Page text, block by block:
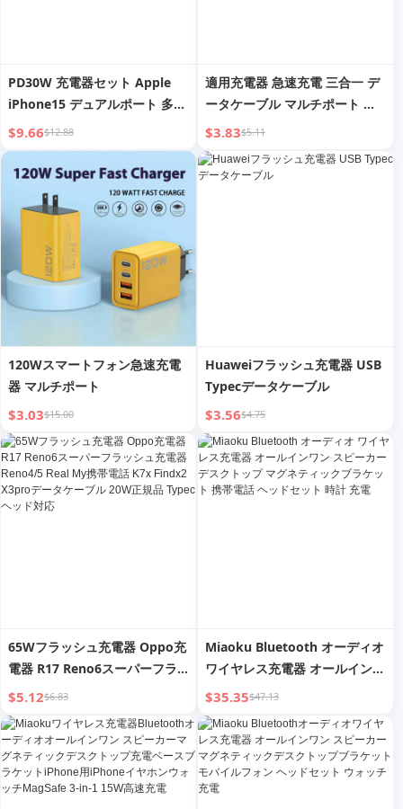
PD30W 充電器セット Apple
iPhone15 デュアルポート 多機
能 20W 高速充電 USB スマート
フォン iPad Watch 12 フラッ
シュ 14promax データケーブ
ル 13 デジタルディスプレイ プ
ラグ Typec 3ポート に対応
$9.66$12.88
適用充電器 急速充電 三合一 デ
ータケーブル マルチポート 三
合一 マルチヘッド 充電プラグ
スイート Huawei iPhone USB
ユニバーサル ユニバーサルプラ
$3.83$5.11
120Wスマートフォン急速充電
器 マルチポート
$3.03$15.00
Huaweiフラッシュ充電器 USB
Typecデータケーブル
$3.56$4.75
65Wフラッシュ充電器 Oppo充
電器 R17 Reno6スーパーフラ
ッシュ充電器 Reno4/5 Real
My携帯電話 K7x Findx2 X3pro
データケーブル 20W正規品
Typecヘッド対応
$5.12$6.83
Miaoku Bluetooth オーディオ
ワイヤレス充電器 オールインワ
ン スピーカー デスクトップ マ
グネティックブラケット 携帯電
話 ヘッドセット 時計 充電
$35.35$47.13